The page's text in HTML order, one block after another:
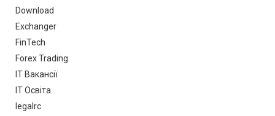
Download
Exchanger
FinTech
Forex Trading
IT Вакансії
IT Освіта
legalrc